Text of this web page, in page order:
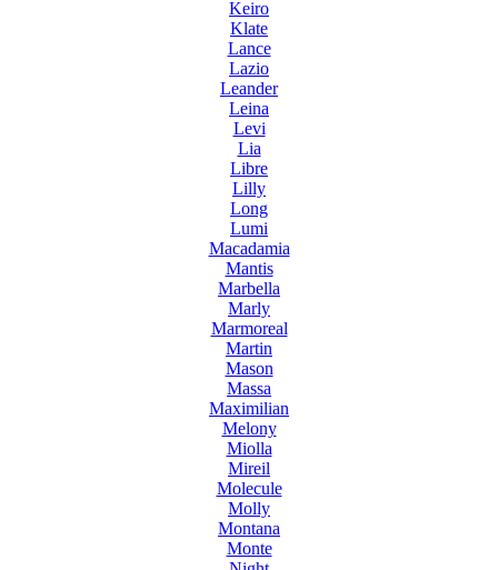
Keiro
Klate
Lance
Lazio
Leander
Leina
Levi
Lia
Libre
Lilly
Long
Lumi
Macadamia
Mantis
Marbella
Marly
Marmoreal
Martin
Mason
Massa
Maximilian
Melony
Miolla
Mireil
Molecule
Molly
Montana
Monte